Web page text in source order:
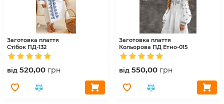
Заготовка плаття
Стібок ПД-132
вiд 520,00 грн
Заготовка плаття
Кольорова ПД Етно-015
вiд 550,00 грн